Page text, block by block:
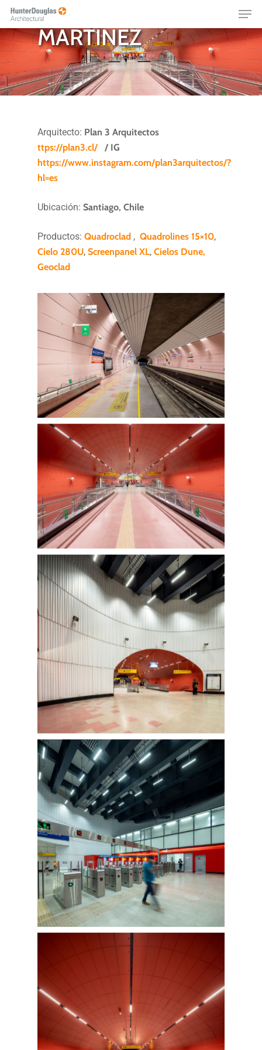
Skip
main
ESTACIÓN LO
MARTÍNEZ
Arquitecto: Plan 3 Arquitectos
ttps://plan3.cl/ / IG
https://www.instagram.com/plan3arquitectos/?
hl=es
Ubicación:Santiago, Chile
Productos:Quadroclad ,Quadrolines 15×10,
Cielo 280U,Screenpanel XL,Cielos Dune,
Geoclad